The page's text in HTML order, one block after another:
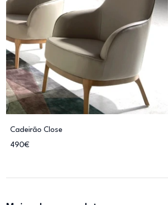
Cadeirão Close
490€